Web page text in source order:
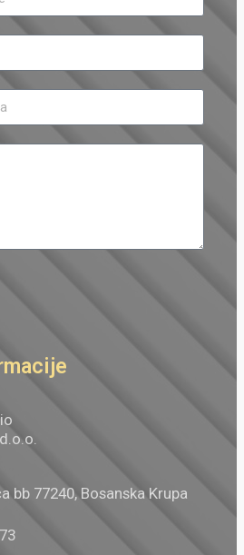
bb 77240, Bosanska Krupa